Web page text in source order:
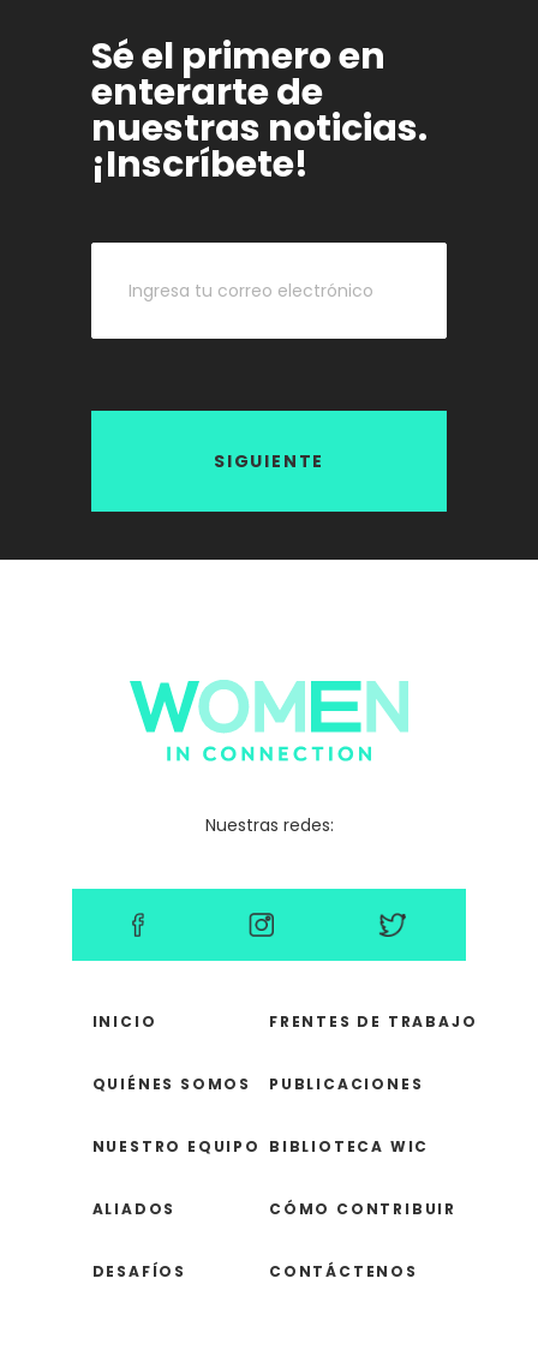
Sé el primero en
enterarte de
nuestras noticias.
¡Inscríbete!
SIGUIENTE
Nuestras redes:
INICIO
QUIÉNES SOMOS
NUESTRO EQUIPO
ALIADOS
DESAFÍOS
FRENTES DE TRABAJO
PUBLICACIONES
BIBLIOTECA WIC
CÓMO CONTRIBUIR
CONTÁCTENOS